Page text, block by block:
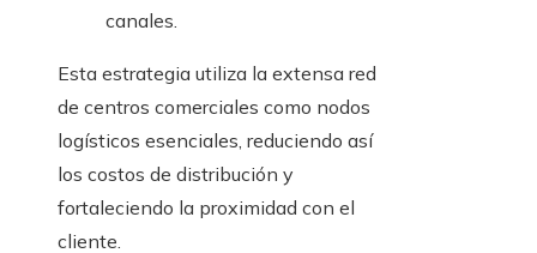
canales.
Esta estrategia utiliza la extensa red
de centros comerciales como nodos
logísticos esenciales, reduciendo así
los costos de distribución y
fortaleciendo la proximidad con el
cliente.